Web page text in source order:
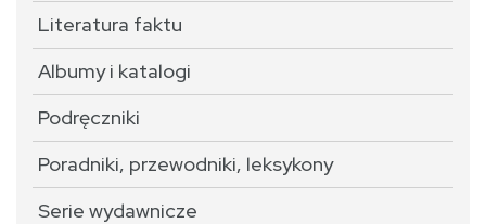
Literatura faktu
Albumy i katalogi
Podręczniki
Poradniki, przewodniki, leksykony
Serie wydawnicze